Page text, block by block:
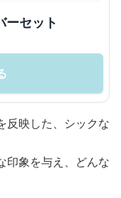
ーセット
反映した、シックな
印象を与え、どんな